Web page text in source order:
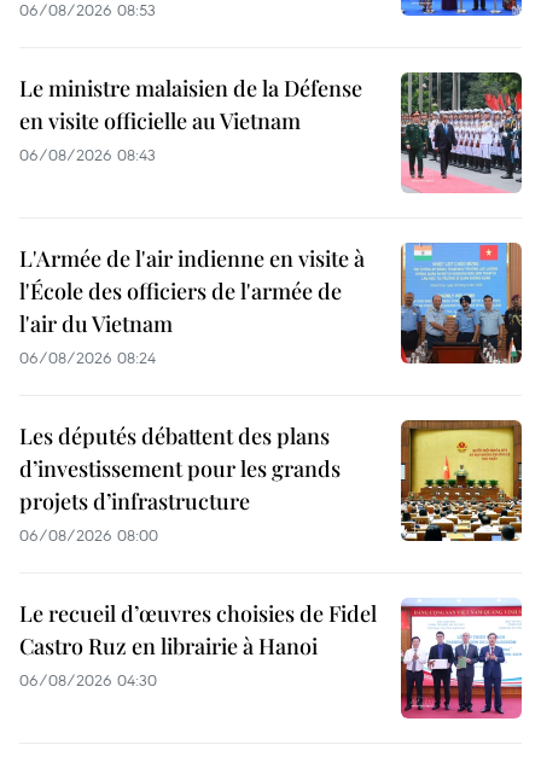
06/08/2026 08:53
Le ministre malaisien de la Défense
en visite officielle au Vietnam
06/08/2026 08:43
L'Armée de l'air indienne en visite à
l'École des officiers de l'armée de
l'air du Vietnam
06/08/2026 08:24
Les députés débattent des plans
d’investissement pour les grands
projets d’infrastructure
06/08/2026 08:00
Le recueil d’œuvres choisies de Fidel
Castro Ruz en librairie à Hanoi
06/08/2026 04:30